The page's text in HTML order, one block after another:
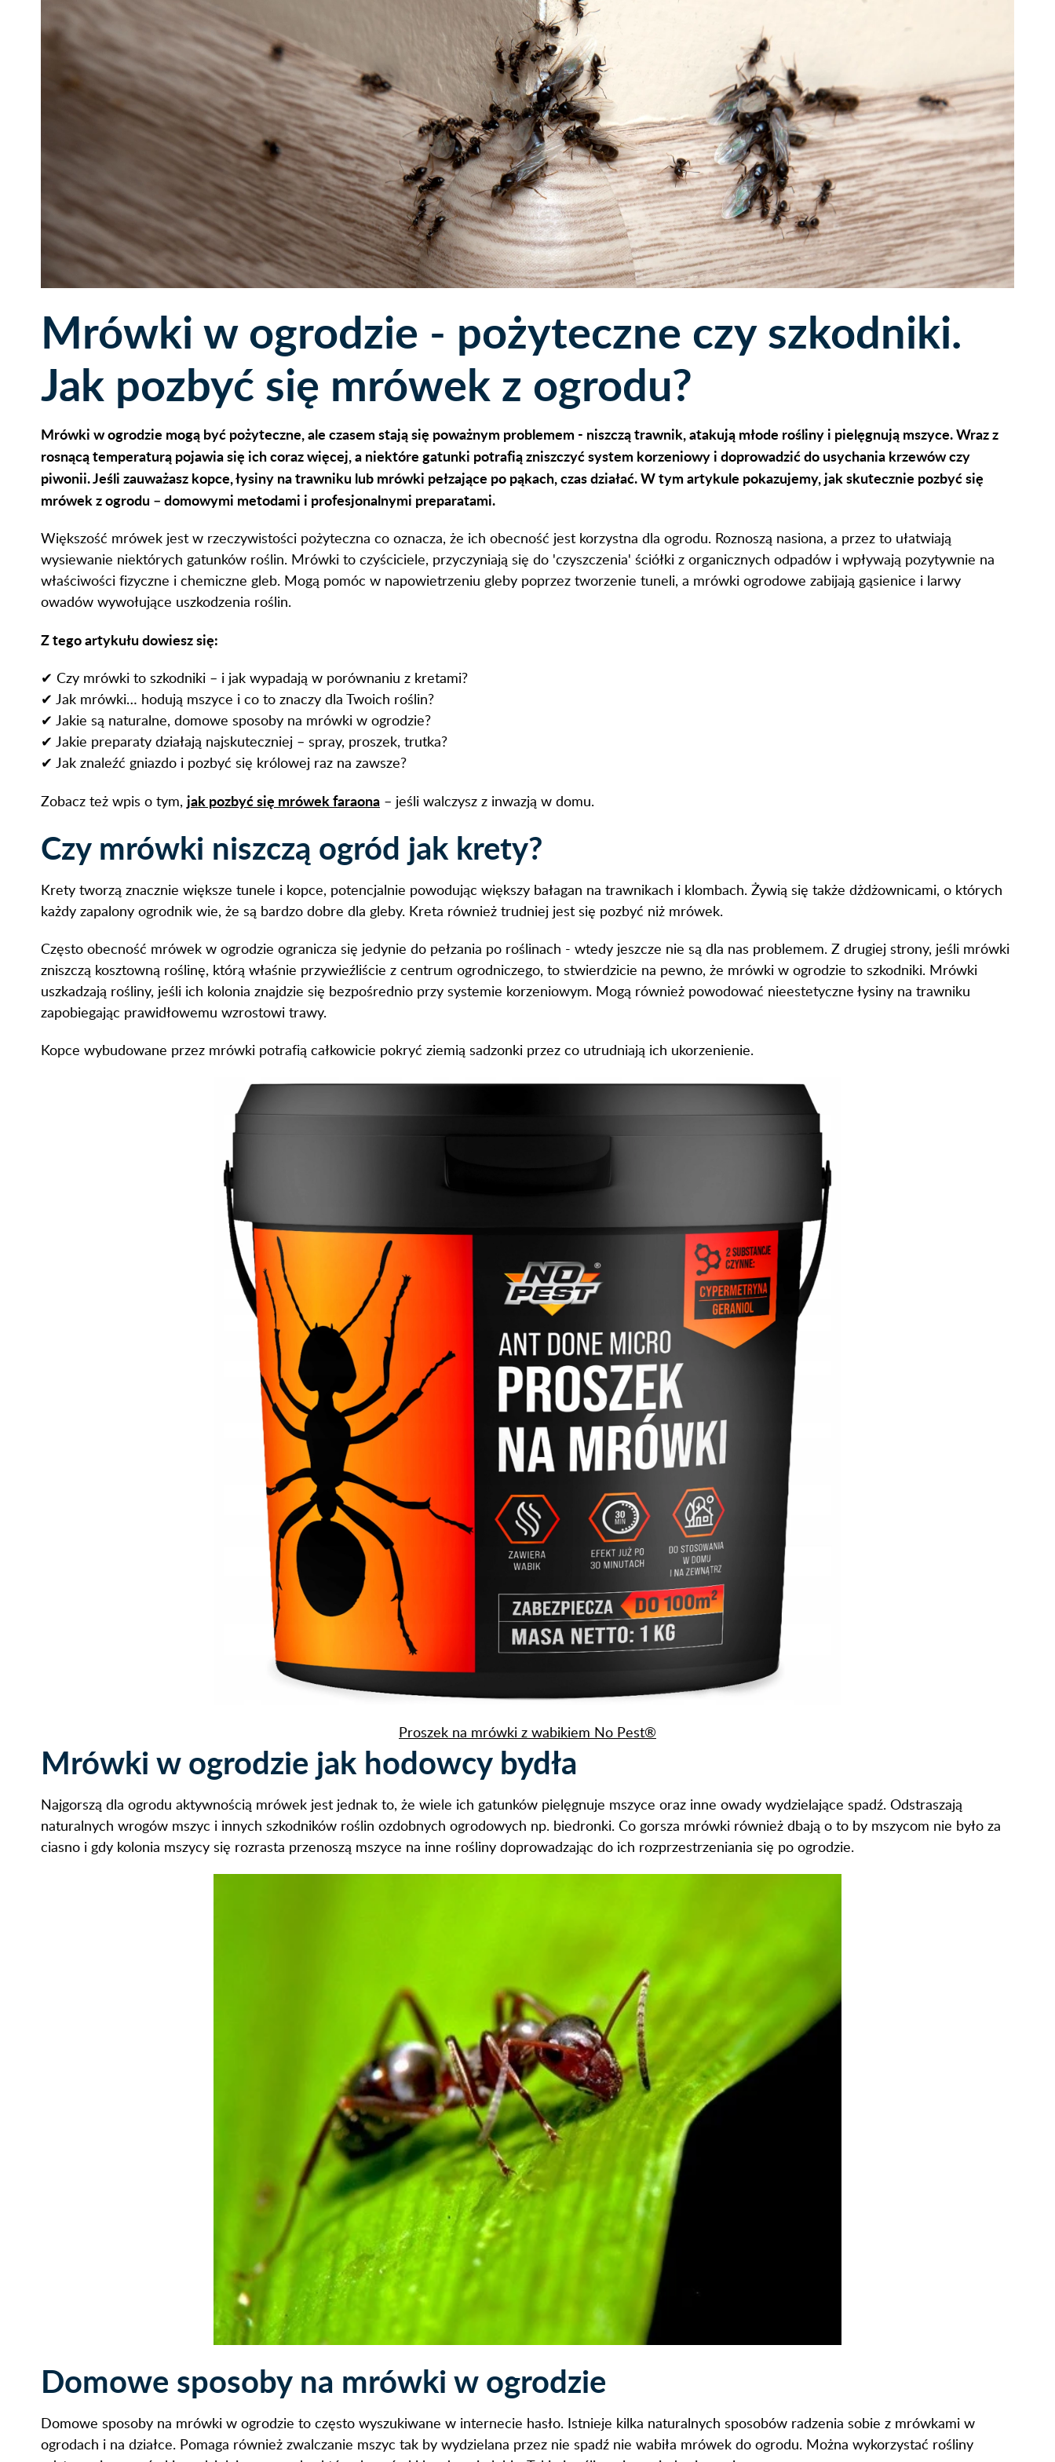
Mrówki w ogrodzie - pożyteczne czy szkodniki.
Jak pozbyć się mrówek z ogrodu?
Mrówki w ogrodzie mogą być pożyteczne, ale czasem stają się poważnym problemem - niszczą trawnik, atakują młode rośliny i pielęgnują mszyce. Wraz z
rosnącą temperaturą pojawia się ich coraz więcej, a niektóre gatunki potrafią zniszczyć system korzeniowy i doprowadzić do usychania krzewów czy
piwonii. Jeśli zauważasz kopce, łysiny na trawniku lub mrówki pełzające po pąkach, czas działać. W tym artykule pokazujemy, jak skutecznie pozbyć się
mrówek z ogrodu – domowymi metodami i profesjonalnymi preparatami.
Większość mrówek jest w rzeczywistości pożyteczna co oznacza, że ich obecność jest korzystna dla ogrodu. Roznoszą nasiona, a przez to ułatwiają
wysiewanie niektórych gatunków roślin. Mrówki to czyściciele, przyczyniają się do 'czyszczenia' ściółki z organicznych odpadów i wpływają pozytywnie na
właściwości fizyczne i chemiczne gleb. Mogą pomóc w napowietrzeniu gleby poprzez tworzenie tuneli, a mrówki ogrodowe zabijają gąsienice i larwy
owadów wywołujące uszkodzenia roślin.
Z tego artykułu dowiesz się:
✔ Czy mrówki to szkodniki – i jak wypadają w porównaniu z kretami?
✔ Jak mrówki… hodują mszyce i co to znaczy dla Twoich roślin?
✔ Jakie są naturalne, domowe sposoby na mrówki w ogrodzie?
✔ Jakie preparaty działają najskuteczniej – spray, proszek, trutka?
✔ Jak znaleźć gniazdo i pozbyć się królowej raz na zawsze?
Zobacz też wpis o tym, jak pozbyć się mrówek faraona – jeśli walczysz z inwazją w domu.
Czy mrówki niszczą ogród jak krety?
Krety tworzą znacznie większe tunele i kopce, potencjalnie powodując większy bałagan na trawnikach i klombach. Żywią się także dżdżownicami, o których
każdy zapalony ogrodnik wie, że są bardzo dobre dla gleby. Kreta również trudniej jest się pozbyć niż mrówek.
Często obecność mrówek w ogrodzie ogranicza się jedynie do pełzania po roślinach - wtedy jeszcze nie są dla nas problemem. Z drugiej strony, jeśli mrówki
zniszczą kosztowną roślinę, którą właśnie przywieźliście z centrum ogrodniczego, to stwierdzicie na pewno, że mrówki w ogrodzie to szkodniki. Mrówki
uszkadzają rośliny, jeśli ich kolonia znajdzie się bezpośrednio przy systemie korzeniowym. Mogą również powodować nieestetyczne łysiny na trawniku
zapobiegając prawidłowemu wzrostowi trawy.
Kopce wybudowane przez mrówki potrafią całkowicie pokryć ziemią sadzonki przez co utrudniają ich ukorzenienie.
Proszek na mrówki z wabikiem No Pest®
Mrówki w ogrodzie jak hodowcy bydła
Najgorszą dla ogrodu aktywnością mrówek jest jednak to, że wiele ich gatunków pielęgnuje mszyce oraz inne owady wydzielające spadź. Odstraszają
naturalnych wrogów mszyc i innych szkodników roślin ozdobnych ogrodowych np. biedronki. Co gorsza mrówki również dbają o to by mszycom nie było za
ciasno i gdy kolonia mszycy się rozrasta przenoszą mszyce na inne rośliny doprowadzając do ich rozprzestrzeniania się po ogrodzie.
Domowe sposoby na mrówki w ogrodzie
Domowe sposoby na mrówki w ogrodzie to często wyszukiwane w internecie hasło. Istnieje kilka naturalnych sposobów radzenia sobie z mrówkami w
ogrodach i na działce. Pomaga również zwalczanie mszyc tak by wydzielana przez nie spadź nie wabiła mrówek do ogrodu. Można wykorzystać rośliny